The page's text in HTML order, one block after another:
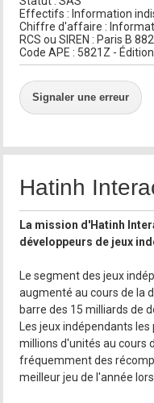
Effectifs : Information
Chiffre d'affaire :
RCS ou SIREN : Paris B
Code APE : 5821Z -
Signaler une erreur
Hatinh
La mission d'Hatinh
développeurs de jeux
Le segment des jeux
augmenté au cours de la
barre des 15 milliards de
Les jeux indépendants
millions d'unités au cours
fréquemment des
meilleur jeu de l'année